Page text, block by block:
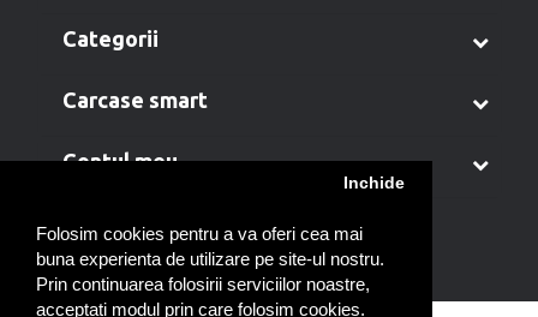
Folosim cookies pentru a va oferi cea mai
buna experienta de utilizare pe site-ul nostru.
Prin continuarea folosirii serviciilor noastre,
acceptati modul prin care folosim cookies.
Inchide
categorii
carcase smart
contul meu